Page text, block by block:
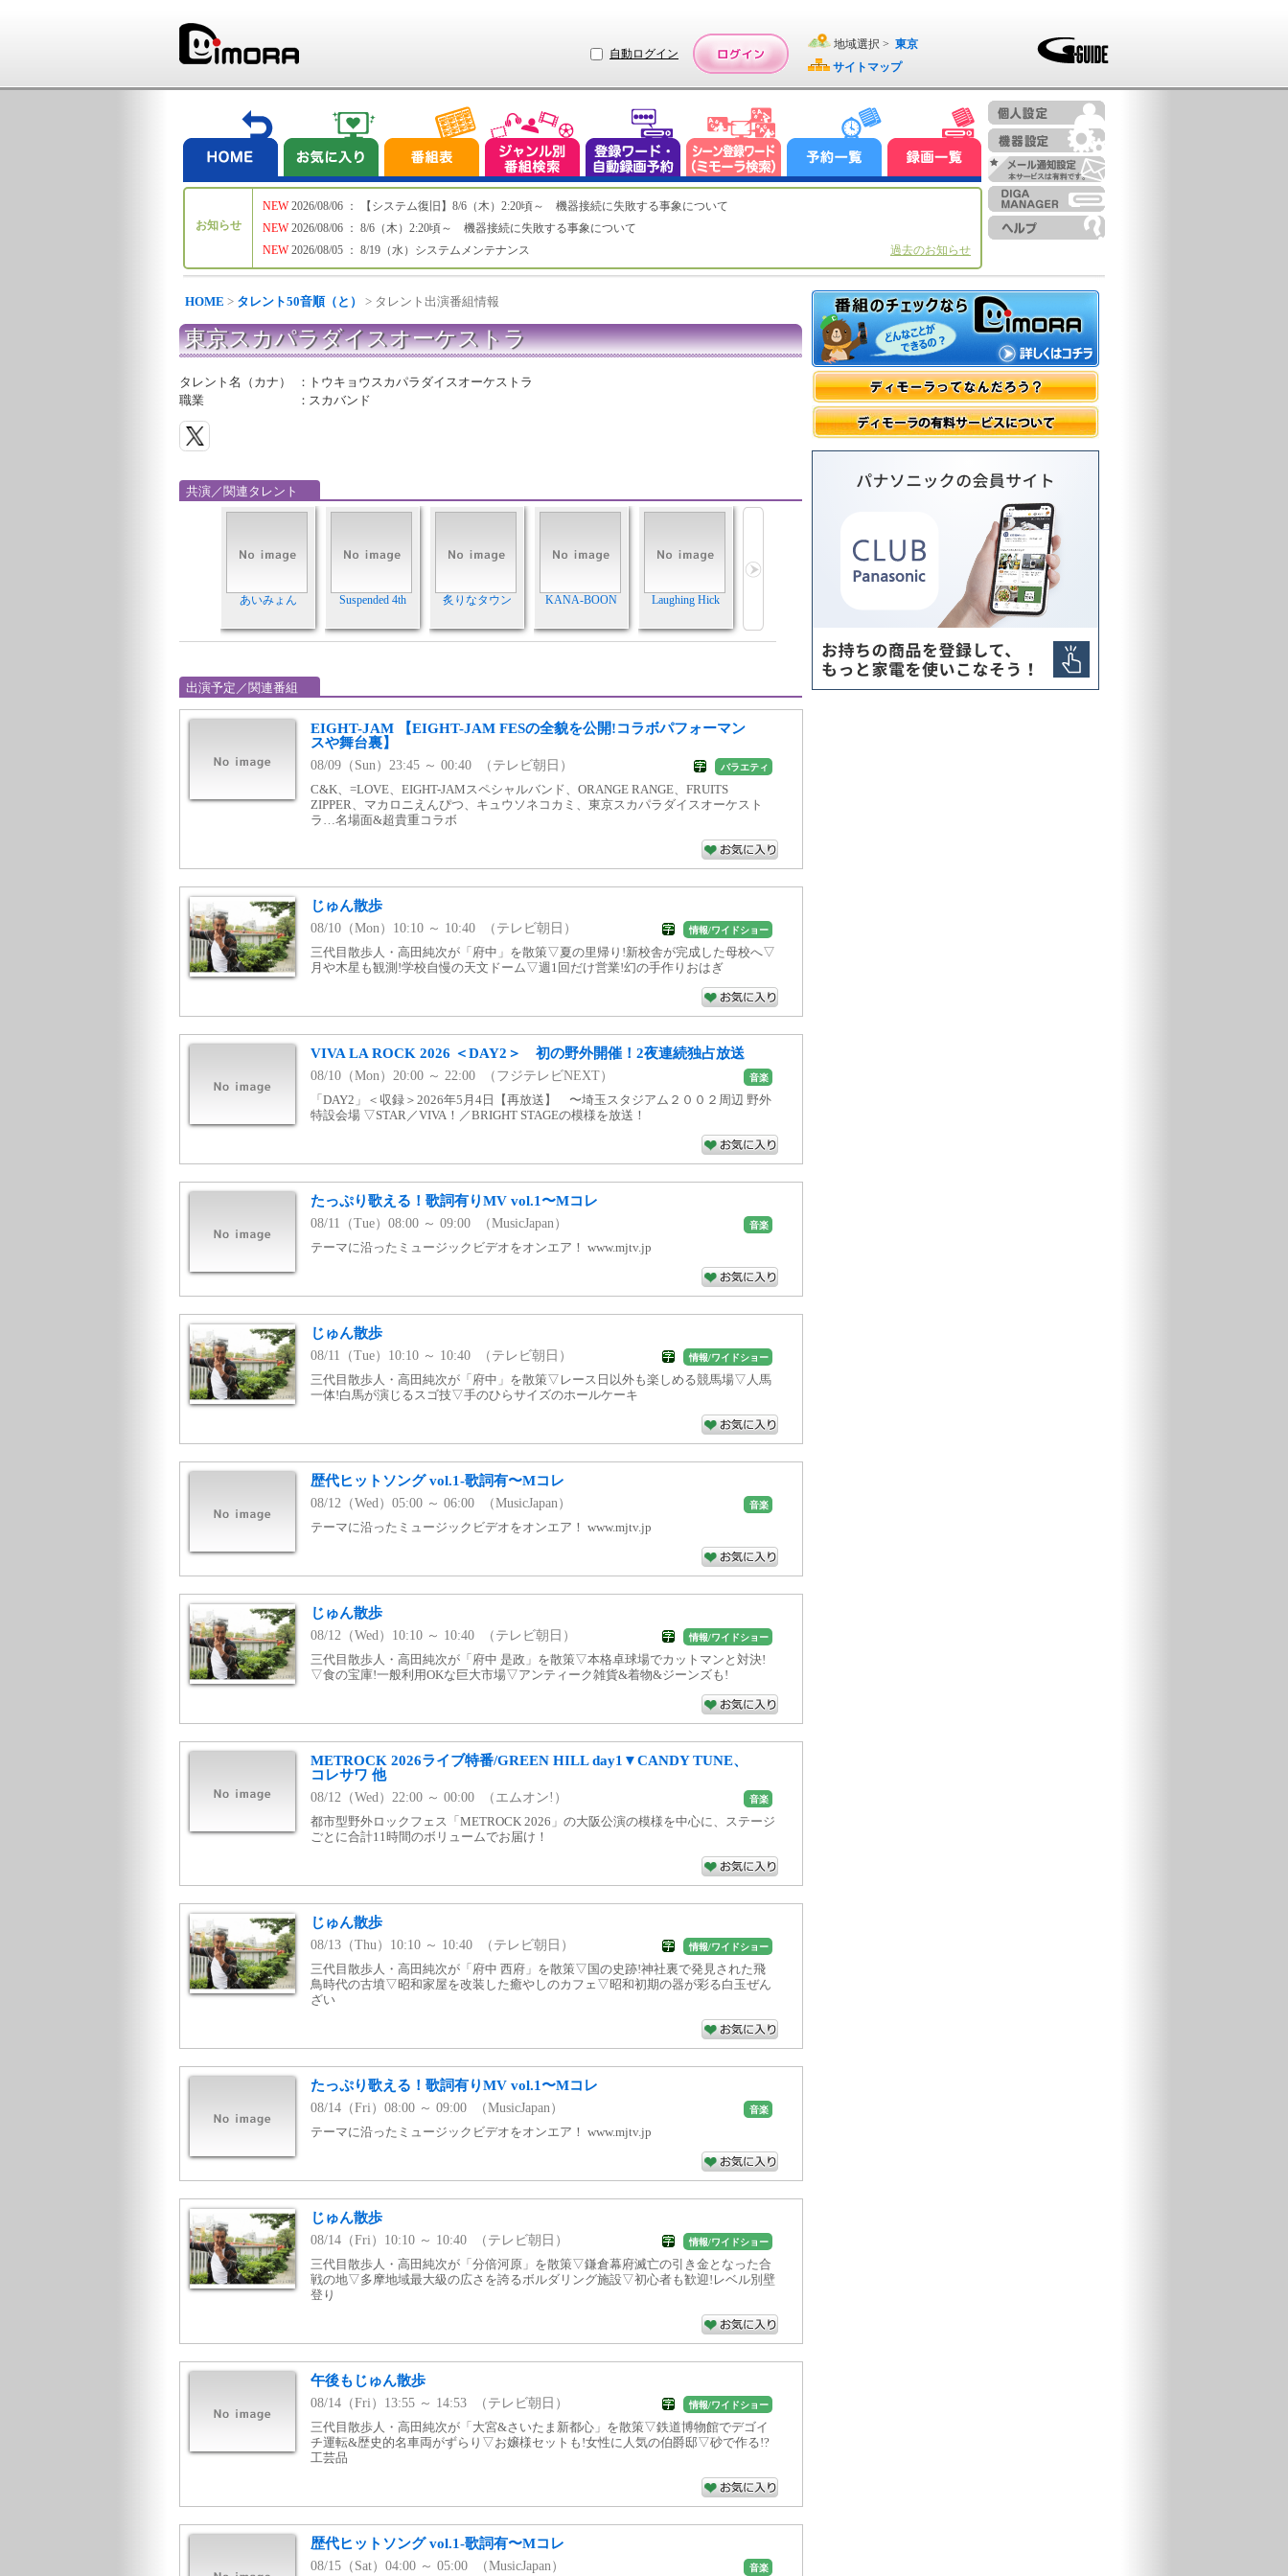
自動ログイン
地域選択 > 東京
サイトマップ
お知らせ
NEW
NEW
NEW
2026/08/06 ： 【システム復旧】8/6（木）2:20頃～ 機器接続に失敗する事象について
2026/08/06 ： 8/6（木）2:20頃～ 機器接続に失敗する事象について
2026/08/05 ： 8/19（水）システムメンテナンス
過去のお知らせ
HOME > タレント50音順（と） > タレント出演番組情報
東京スカパラダイスオーケストラ
タレント名（カナ） ： トウキョウスカパラダイスオーケストラ
職業
： スカバンド
共演／関連タレント
あいみょん Suspended 4th 炙りなタウン KANA-BOON Laughing Hick
出演予定／関連番組
EIGHT-JAM 【EIGHT-JAM FESの全貌を公開!コラボパフォーマン
スや舞台裏】
08/09（Sun）23:45 ～ 00:40 （テレビ朝日） バラエティ
C&K、=LOVE、EIGHT-JAMスペシャルバンド、ORANGE RANGE、FRUITS
ZIPPER、マカロニえんぴつ、キュウソネコカミ、東京スカパラダイスオーケスト
ラ…名場面&超貴重コラボ
じゅん散歩
08/10（Mon）10:10 ～ 10:40 （テレビ朝日） 情報/ワイドショー
三代目散歩人・高田純次が「府中」を散策▽夏の里帰り!新校舎が完成した母校へ▽
月や木星も観測!学校自慢の天文ドーム▽週1回だけ営業!幻の手作りおはぎ
VIVA LA ROCK 2026 ＜DAY2＞ 初の野外開催！2夜連続独占放送
08/10（Mon）20:00 ～ 22:00 （フジテレビNEXT） 音楽
「DAY2」＜収録＞2026年5月4日【再放送】 〜埼玉スタジアム２００２周辺 野外
特設会場 ▽STAR／VIVA！／BRIGHT STAGEの模様を放送！
たっぷり歌える！歌詞有りMV vol.1〜Mコレ
08/11（Tue）08:00 ～ 09:00 （MusicJapan） 音楽
テーマに沿ったミュージックビデオをオンエア！ www.mjtv.jp
じゅん散歩
08/11（Tue）10:10 ～ 10:40 （テレビ朝日） 情報/ワイドショー
三代目散歩人・高田純次が「府中」を散策▽レース日以外も楽しめる競馬場▽人馬
一体!白馬が演じるスゴ技▽手のひらサイズのホールケーキ
歴代ヒットソング vol.1-歌詞有〜Mコレ
08/12（Wed）05:00 ～ 06:00 （MusicJapan） 音楽
テーマに沿ったミュージックビデオをオンエア！ www.mjtv.jp
じゅん散歩
08/12（Wed）10:10 ～ 10:40 （テレビ朝日） 情報/ワイドショー
三代目散歩人・高田純次が「府中 是政」を散策▽本格卓球場でカットマンと対決!
▽食の宝庫!一般利用OKな巨大市場▽アンティーク雑貨&着物&ジーンズも!
METROCK 2026ライブ特番/GREEN HILL day1▼CANDY TUNE、
コレサワ 他
08/12（Wed）22:00 ～ 00:00 （エムオン!） 音楽
都市型野外ロックフェス「METROCK 2026」の大阪公演の模様を中心に、ステージ
ごとに合計11時間のボリュームでお届け！
じゅん散歩
08/13（Thu）10:10 ～ 10:40 （テレビ朝日） 情報/ワイドショー
三代目散歩人・高田純次が「府中 西府」を散策▽国の史跡!神社裏で発見された飛
鳥時代の古墳▽昭和家屋を改装した癒やしのカフェ▽昭和初期の器が彩る白玉ぜん
ざい
たっぷり歌える！歌詞有りMV vol.1〜Mコレ
08/14（Fri）08:00 ～ 09:00 （MusicJapan） 音楽
テーマに沿ったミュージックビデオをオンエア！ www.mjtv.jp
じゅん散歩
08/14（Fri）10:10 ～ 10:40 （テレビ朝日） 情報/ワイドショー
三代目散歩人・高田純次が「分倍河原」を散策▽鎌倉幕府滅亡の引き金となった合
戦の地▽多摩地域最大級の広さを誇るボルダリング施設▽初心者も歓迎!レベル別壁
登り
午後もじゅん散歩
08/14（Fri）13:55 ～ 14:53 （テレビ朝日） 情報/ワイドショー
三代目散歩人・高田純次が「大宮&さいたま新都心」を散策▽鉄道博物館でデゴイ
チ運転&歴史的名車両がずらり▽お嬢様セットも!女性に人気の伯爵邸▽砂で作る!?
工芸品
歴代ヒットソング vol.1-歌詞有〜Mコレ
08/15（Sat）04:00 ～ 05:00 （MusicJapan） 音楽